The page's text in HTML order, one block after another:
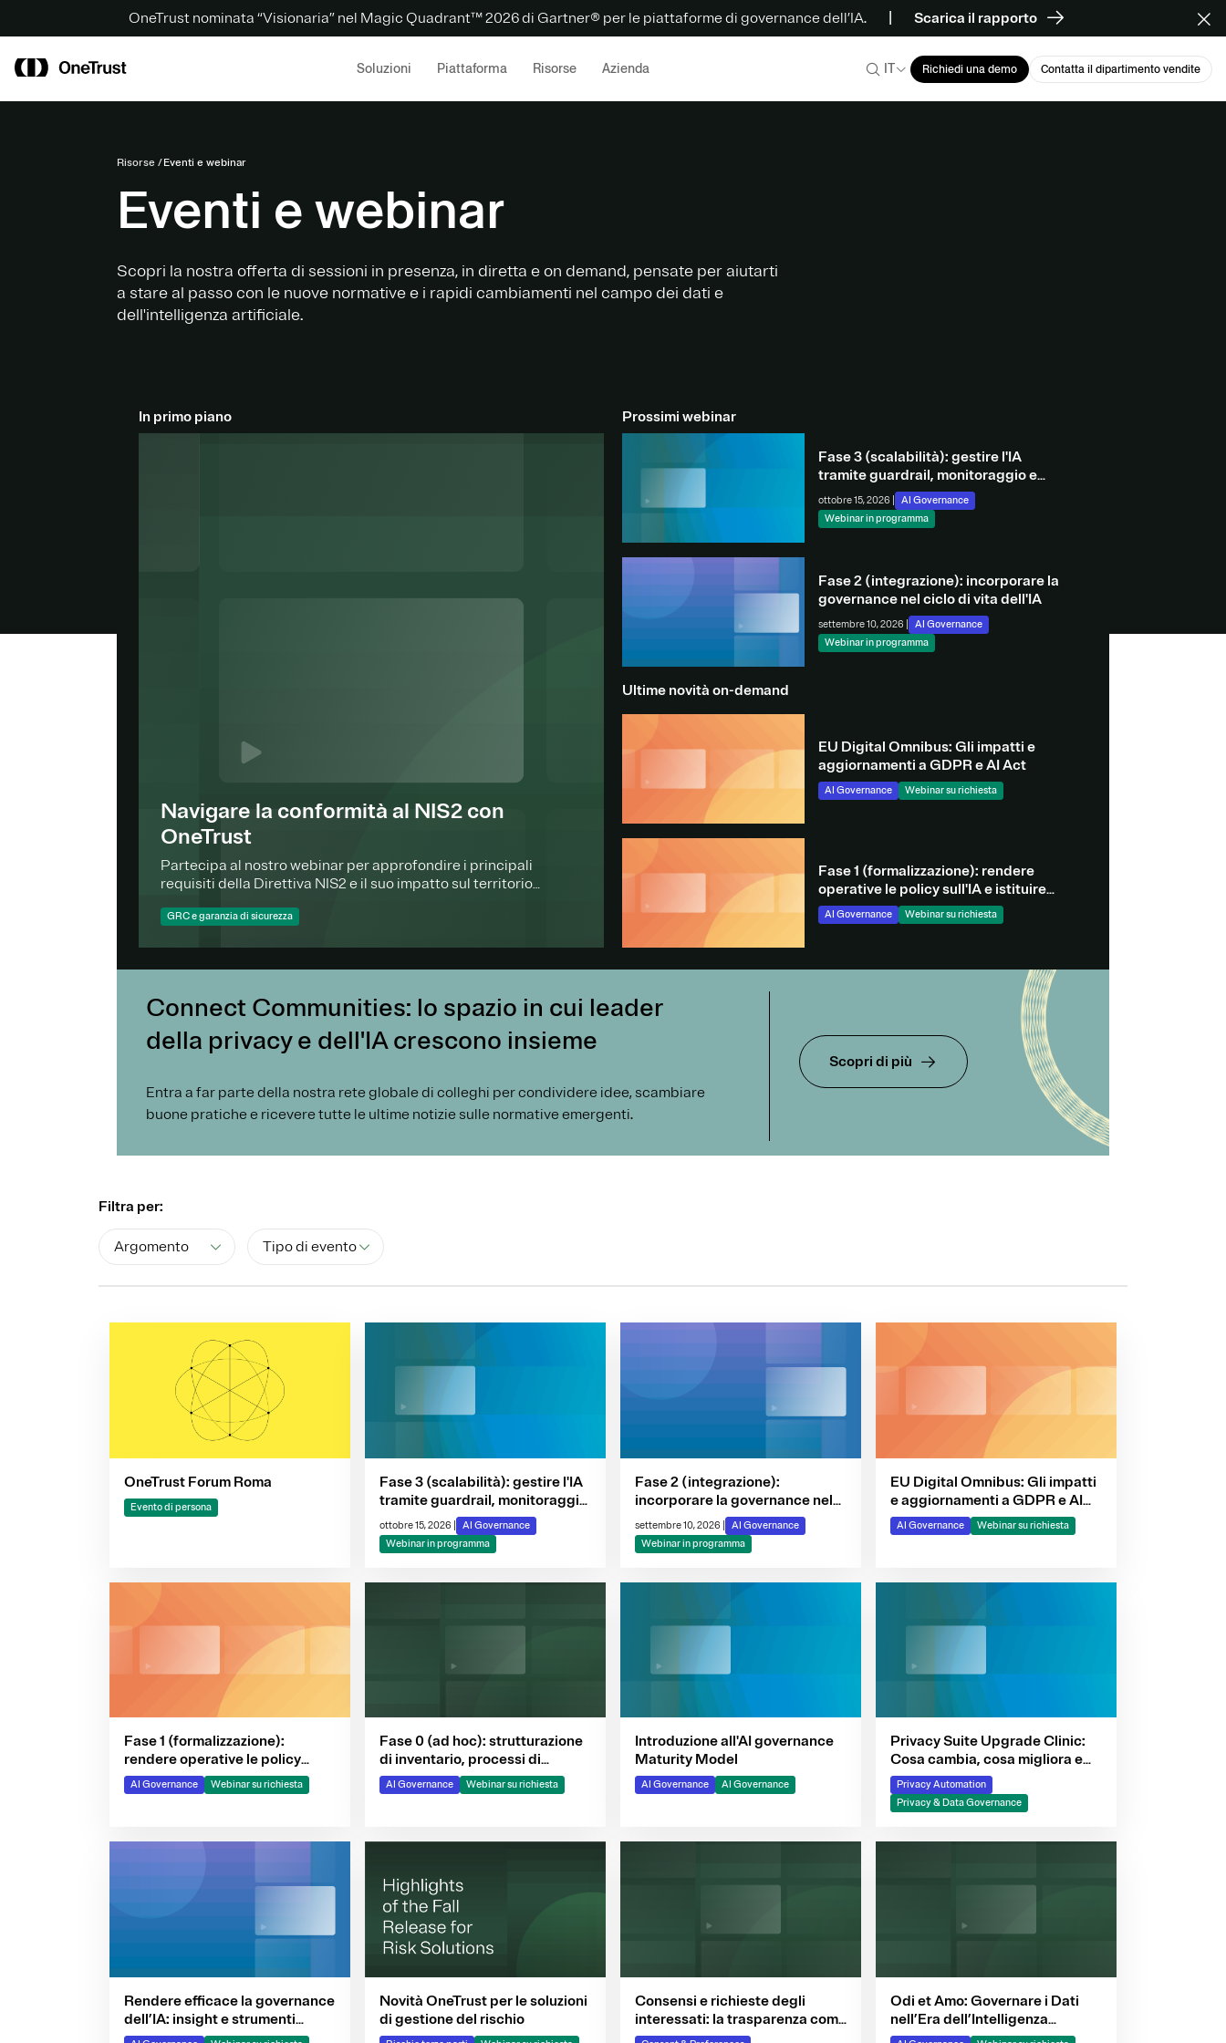
OneTrust nominata “Visionaria” nel Magic Quadrant™ 2026 di Gartner® per le piattaforme di governance dell’IA. Scarica il rapporto
Soluzioni Piattaforma Risorse Azienda IT Richiedi una demo Contatta il dipartimento vendite
Risorse Eventi e webinar
Eventi e webinar
Scopri la nostra offerta di sessioni in presenza, in diretta e on demand, pensate per aiutarti
a stare al passo con le nuove normative e i rapidi cambiamenti nel campo dei dati e
dell'intelligenza artificiale.
In primo piano
Navigare la conformità al NIS2 con
OneTrust
Partecipa al nostro webinar per approfondire i principali
requisiti della Direttiva NIS2 e il suo impatto sul territorio
GRC e garanzia di sicurezza
Prossimi webinar
Fase 3 (scalabilità): gestire l'IA
tramite guardrail, monitoraggio e
automazione della raccolta delle
evidenze
ottobre 15, 2026 |
AI Governance
Webinar in programma
Fase 2 (integrazione): incorporare la
governance nel ciclo di vita dell'IA
settembre 10, 2026 |
AI Governance
Webinar in programma
Ultime novità on-demand
EU Digital Omnibus: Gli impatti e
aggiornamenti a GDPR e AI Act
AI Governance Webinar su richiesta
Fase 1 (formalizzazione): rendere
operative le policy sull'IA e istituire
una governance trasversale
AI Governance Webinar su richiesta
Connect Communities: lo spazio in cui leader
della privacy e dell'IA crescono insieme
Entra a far parte della nostra rete globale di colleghi per condividere idee, scambiare
buone pratiche e ricevere tutte le ultime notizie sulle normative emergenti.
Scopri di più
Filtra per:
Argomento Tipo di evento
OneTrust Forum Roma
Evento di persona
Fase 3 (scalabilità): gestire l'IA
tramite guardrail, monitoraggio
e automazione della raccolta
delle evidenze
ottobre 15, 2026
AI Governance
Webinar in programma
Fase 2 (integrazione):
incorporare la governance nel
ciclo di vita dell'IA
settembre 10, 2026
AI Governance
Webinar in programma
EU Digital Omnibus: Gli impatti
e aggiornamenti a GDPR e AI
Act
AI Governance Webinar su richiesta
Fase 1 (formalizzazione):
rendere operative le policy
sull'IA e istituire una
governance trasversale
AI Governance Webinar su richiesta
Fase 0 (ad hoc): strutturazione
di inventario, processi di
acquisizione e governance di
base
AI Governance Webinar su richiesta
Introduzione all'AI governance
Maturity Model
AI Governance AI Governance
Privacy Suite Upgrade Clinic:
Cosa cambia, cosa migliora e
come ottenere valore
rapidamente
Privacy Automation
Privacy & Data Governance
Rendere efficace la governance
dell’IA: insight e strumenti
pratici
Novità OneTrust per le soluzioni
di gestione del rischio
Consensi e richieste degli
interessati: la trasparenza come
chiave di volta per la
Odi et Amo: Governare i Dati
nell’Era dell’Intelligenza
Artificiale